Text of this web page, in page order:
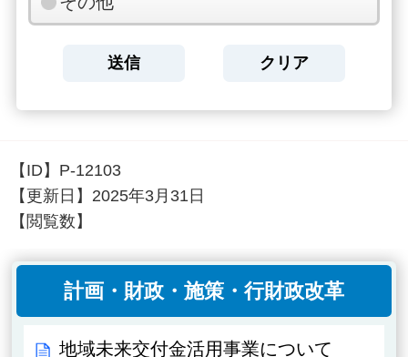
【ID】 P-12103
【更新日】 2025年3月31日
【閲覧数】
計画・財政・施策・行財政改革
地域未来交付金活用事業について